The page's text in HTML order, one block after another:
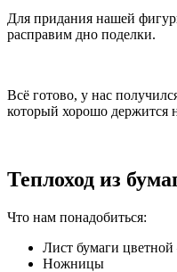
Для придания нашей
расправим дно поделки.
Всё готово, у нас
который хорошо держится
Теплоход из
Что нам понадобиться:
Лист бумаги
Ножницы